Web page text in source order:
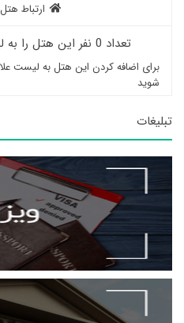
ارتباط
تعداد 0 نفر این هتل را به لیست خود اضافه کرده‌اند
برای اضافه کردن این هتل به لیست
شوید
تبلیغات